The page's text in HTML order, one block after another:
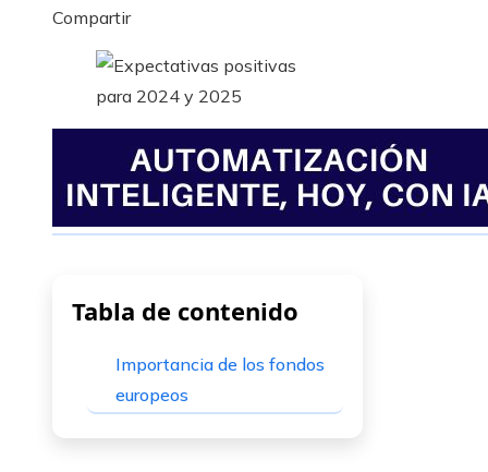
Facebook
Twitter
LinkedIn
Pinterest
Stumbleupon
Email
Compartir
Tabla de contenido
Importancia de los fondos
europeos